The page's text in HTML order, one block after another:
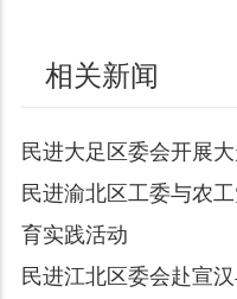
相关新闻
民进大足区委会开展
民进渝北区工委与农
育实践活动
民进江北区委会赴宣